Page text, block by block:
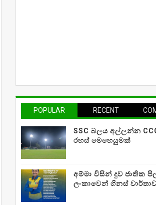
POPULAR RECENT
SSC බලය අල්ලන්න
රහස් මෙහෙයුමක්
අම්මා විසින් දුව ජාතික
ලංකාවෙන් ගිනස්